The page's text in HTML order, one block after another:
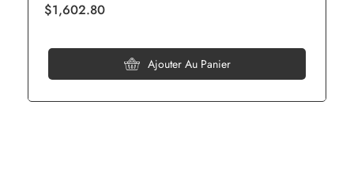
$1,602.80
Ajouter Au Panier